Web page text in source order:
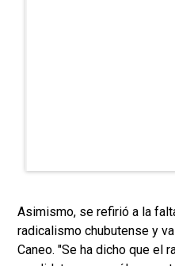
Asimismo, se refirió a la
radicalismo chubutense y
Caneo. "Se ha dicho que el